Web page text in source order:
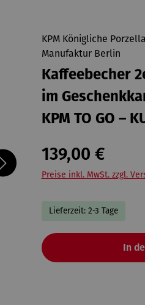
KPM Königliche
Manufaktur Berlin
Kaffeebecher
im
KPM TO GO –
139,00 €
Preise inkl. MwSt. zzgl.
Lieferzeit: 2-3 Tage
In